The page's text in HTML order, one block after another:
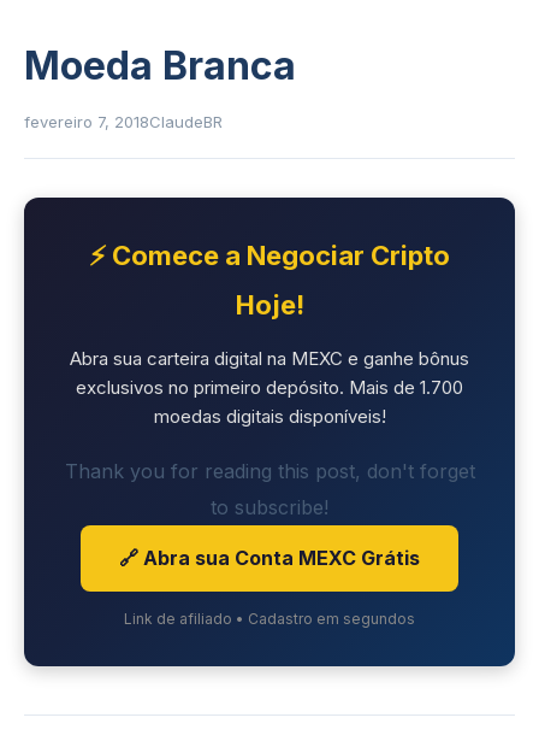
Moeda Branca
fevereiro 7, 2018ClaudeBR
⚡ Comece a Negociar Cripto
Hoje!
Abra sua carteira digital na MEXC e ganhe bônus
exclusivos no primeiro depósito. Mais de 1.700
moedas digitais disponíveis!
Thank you for reading this post, don't forget
to subscribe!
🔗 Abra sua Conta MEXC Grátis
Link de afiliado • Cadastro em segundos